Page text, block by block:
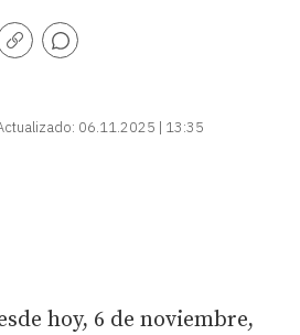
Copiar
06.11.2025 | 13:35
hoy, 6 de noviembre,